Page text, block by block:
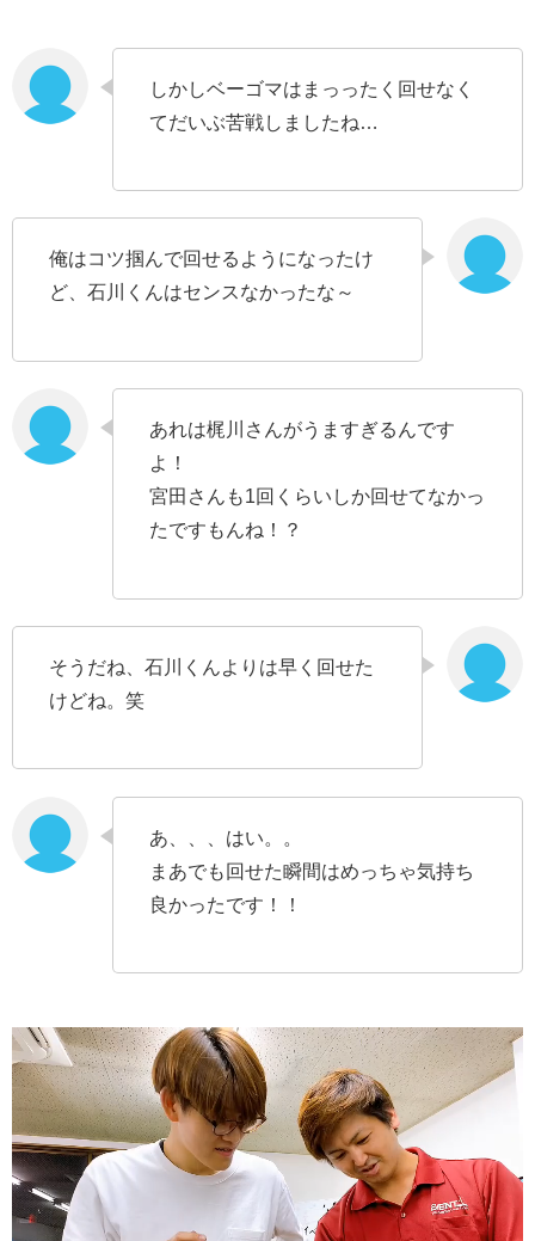
しかしベーゴマはまっったく回せなく
てだいぶ苦戦しましたね…
俺はコツ掴んで回せるようになったけ
ど、石川くんはセンスなかったな～
あれは梶川さんがうますぎるんです
よ！
宮田さんも1回くらいしか回せてなかっ
たですもんね！？
そうだね、石川くんよりは早く回せた
けどね。笑
あ、、、はい。。
まあでも回せた瞬間はめっちゃ気持ち
良かったです！！